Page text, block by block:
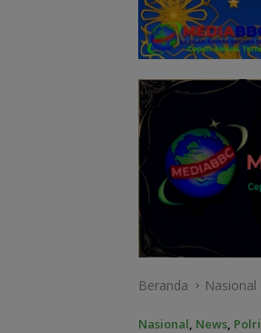
Beranda Nasional
Nasional News Polri